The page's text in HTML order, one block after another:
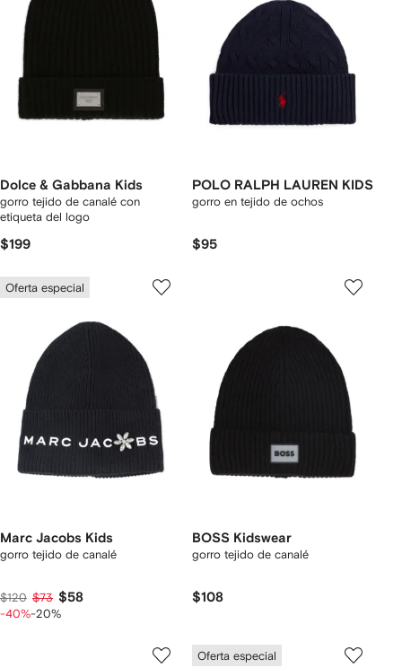
Dolce & Gabbana Kids
gorro tejido de canalé con
etiqueta del logo
$199
POLO RALPH LAUREN KIDS
gorro en tejido de ochos
$95
Oferta especial
Marc Jacobs Kids
gorro tejido de canalé
$120 $73 $58
-40%-20%
BOSS Kidswear
gorro tejido de canalé
$108
Oferta especial